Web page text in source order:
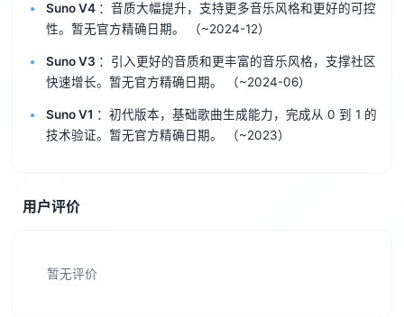
Suno V4 ：音质大幅提升，支持更多音乐风格和更好的可控
性。暂无官方精确日期。
（~2024-12）
Suno V3 ：引入更好的音质和更丰富的音乐风格，支撑社区
快速增长。暂无官方精确日期。
（~2024-06）
Suno V1 ：初代版本，基础歌曲生成能力，完成从 0 到 1 的
技术验证。暂无官方精确日期。
（~2023）
用户评价
暂无评价